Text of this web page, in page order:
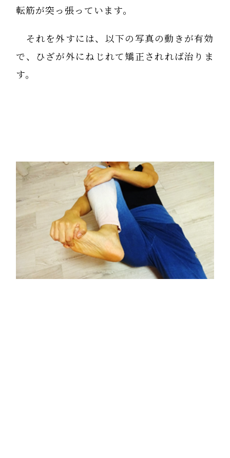
転筋が突っ張っています。
それを外すには、以下の写真の動きが有効
で、ひざが外にねじれて矯正されれば治りま
す。